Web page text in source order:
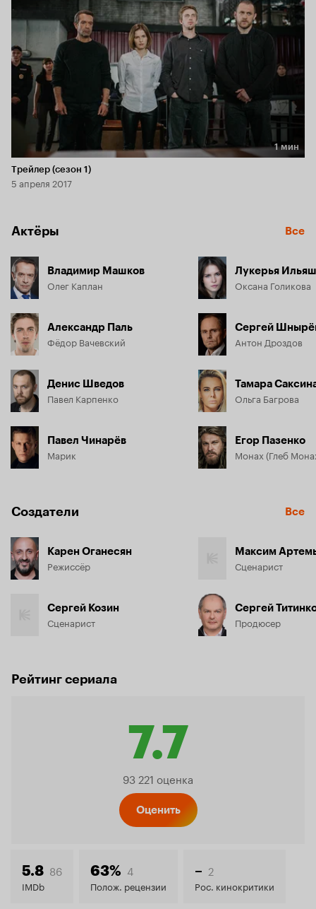
Длительность 1 мин
1 мин
Трейлер (сезон 1)
5 апреля 2017
Актёры Все
Владимир Машков
Олег Каплан
Александр Паль
Фёдор Вачевский
Денис Шведов
Павел Карпенко
Павел Чинарёв
Марик
Лукерья
Оксана Голикова
Сергей
Антон Дроздов
Тамара
Ольга Багрова
Егор Пазенко
Монах (Глеб
Создатели Все
Карен Оганесян
Режиссёр
Сергей Козин
Сценарист
Максим
Сценарист
Сергей
Продюсер
Рейтинг сериала
7.7
Рейтинг
7.7
93 221 оценка
Оценить
5.8 86
IMDb
63% 4
Полож. рецензии
– 2
Рос. кинокритики